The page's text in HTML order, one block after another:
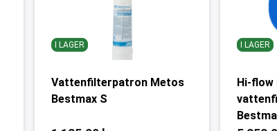
I LAGER
Vattenfilterpatron Metos
Bestmax S
I LAGER
Hi-